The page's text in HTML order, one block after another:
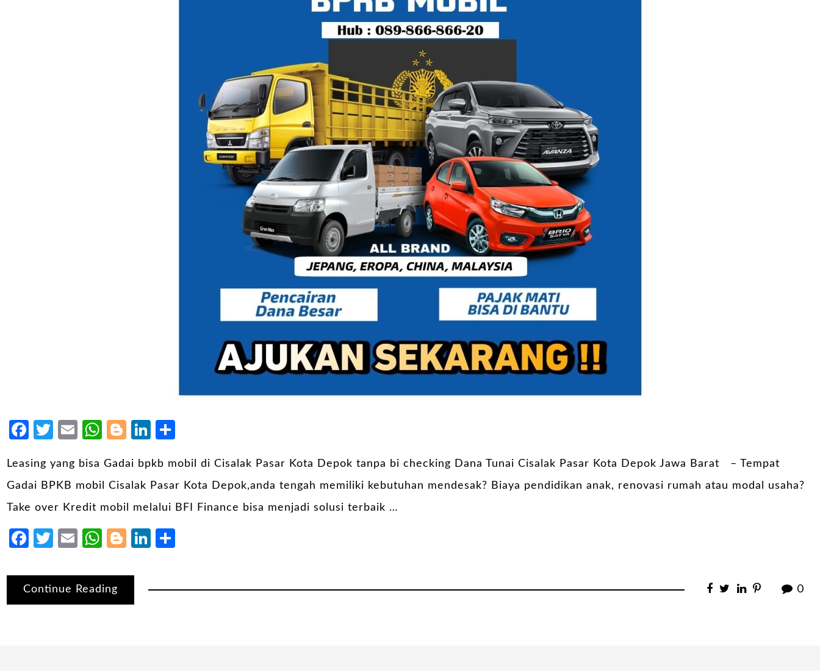
Facebook
Twitter
EmailWhatsApp
Blogger
LinkedIn
Leasing yang bisa Gadai bpkb mobil di Cisalak Pasar Kota Depok tanpa bi checking Dana Tunai Cisalak Pasar Kota Depok Jawa Barat – Tempat
Gadai BPKB mobil Cisalak Pasar Kota Depok,anda tengah memiliki kebutuhan mendesak? Biaya pendidikan anak, renovasi rumah atau modal usaha?
Take over Kredit mobil melalui BFI Finance bisa menjadi solusi terbaik …
Facebook
Twitter
EmailWhatsApp
Blogger
LinkedIn
Continue Reading 0